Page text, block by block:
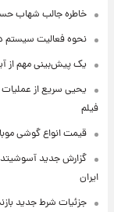
خاطره جالب شهاب
نحوه فعالیت
یک پیش‌بینی مهم از
یحیی سریع از
فیلم
قیمت انواع گوشی موبایل امروز
گزارش جدید
ایران
جزئیات شرط جدید